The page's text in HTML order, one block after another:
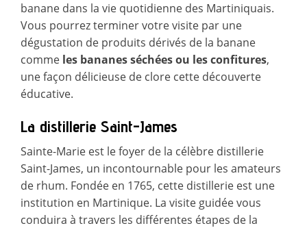
banane dans la vie quotidienne des Martiniquais.
Vous pourrez terminer votre visite par une
dégustation de produits dérivés de la banane
comme les bananes séchées ou les confitures,
une façon délicieuse de clore cette découverte
éducative.
La distillerie Saint-James
Sainte-Marie est le foyer de la célèbre distillerie
Saint-James, un incontournable pour les amateurs
de rhum. Fondée en 1765, cette distillerie est une
institution en Martinique. La visite guidée vous
conduira à travers les différentes étapes de la